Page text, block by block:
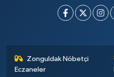
Zonguldak Nöbetçi
Eczaneler